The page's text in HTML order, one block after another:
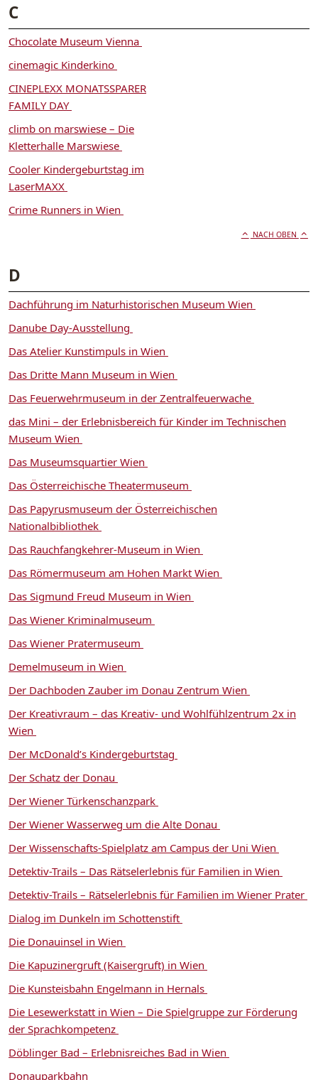
C
Chocolate Museum Vienna
cinemagic Kinderkino
CINEPLEXX MONATSSPARER
FAMILY DAY
climb on marswiese – Die
Kletterhalle Marswiese
Cooler Kindergeburtstag im
LaserMAXX
Crime Runners in Wien
NACH OBEN
D
Dachführung im Naturhistorischen Museum Wien
Danube Day-Ausstellung
Das Atelier Kunstimpuls in Wien
Das Dritte Mann Museum in Wien
Das Feuerwehrmuseum in der Zentralfeuerwache
das Mini – der Erlebnisbereich für Kinder im Technischen
Museum Wien
Das Museumsquartier Wien
Das Österreichische Theatermuseum
Das Papyrusmuseum der Österreichischen
Nationalbibliothek
Das Rauchfangkehrer-Museum in Wien
Das Römermuseum am Hohen Markt Wien
Das Sigmund Freud Museum in Wien
Das Wiener Kriminalmuseum
Das Wiener Pratermuseum
Demelmuseum in Wien
Der Dachboden Zauber im Donau Zentrum Wien
Der Kreativraum – das Kreativ- und Wohlfühlzentrum 2x in
Wien
Der McDonald’s Kindergeburtstag
Der Schatz der Donau
Der Wiener Türkenschanzpark
Der Wiener Wasserweg um die Alte Donau
Der Wissenschafts-Spielplatz am Campus der Uni Wien
Detektiv-Trails – Das Rätselerlebnis für Familien in Wien
Detektiv-Trails – Rätselerlebnis für Familien im Wiener Prater
Dialog im Dunkeln im Schottenstift
Die Donauinsel in Wien
Die Kapuzinergruft (Kaisergruft) in Wien
Die Kunsteisbahn Engelmann in Hernals
Die Lesewerkstatt in Wien – Die Spielgruppe zur Förderung
der Sprachkompetenz
Döblinger Bad – Erlebnisreiches Bad in Wien
Donauparkbahn